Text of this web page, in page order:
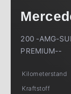
200 -AMG-
PREMIUM--
Kilometerstand
Kraftstoff